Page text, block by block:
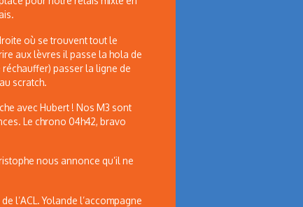
où se trouvent tout le
aux lèvres il passe la hola de
réchauffer) passer la ligne de
scratch.
avec Hubert ! Nos M3 sont
Le chrono 04h42, bravo
nous annonce qu’il ne
l’ACL. Yolande l’accompagne